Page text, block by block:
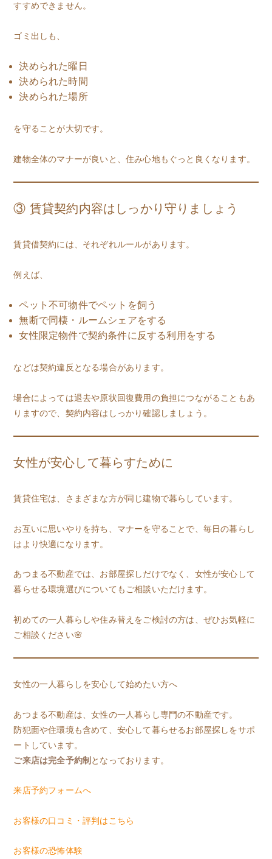
すすめできません。
ゴミ出しも、
決められた曜日
決められた時間
決められた場所
を守ることが大切です。
建物全体のマナーが良いと、住み心地もぐっと良くなります。
③ 賃貸契約内容はしっかり守りましょう
賃貸借契約には、それぞれルールがあります。
例えば、
ペット不可物件でペットを飼う
無断で同棲・ルームシェアをする
女性限定物件で契約条件に反する利用をする
などは契約違反となる場合があります。
場合によっては退去や原状回復費用の負担につながることもあ
りますので、契約内容はしっかり確認しましょう。
女性が安心して暮らすために
賃貸住宅は、さまざまな方が同じ建物で暮らしています。
お互いに思いやりを持ち、マナーを守ることで、毎日の暮らし
はより快適になります。
あつまる不動産では、お部屋探しだけでなく、女性が安心して
暮らせる環境選びについてもご相談いただけます。
初めての一人暮らしや住み替えをご検討の方は、ぜひお気軽に
ご相談ください🌸
女性の一人暮らしを安心して始めたい方へ
あつまる不動産は、女性の一人暮らし専門の不動産です。
防犯面や住環境も含めて、安心して暮らせるお部屋探しをサポ
ートしています。
ご来店は完全予約制 となっております。
来店予約フォームへ
お客様の口コミ・評判はこちら
お客様の恐怖体験